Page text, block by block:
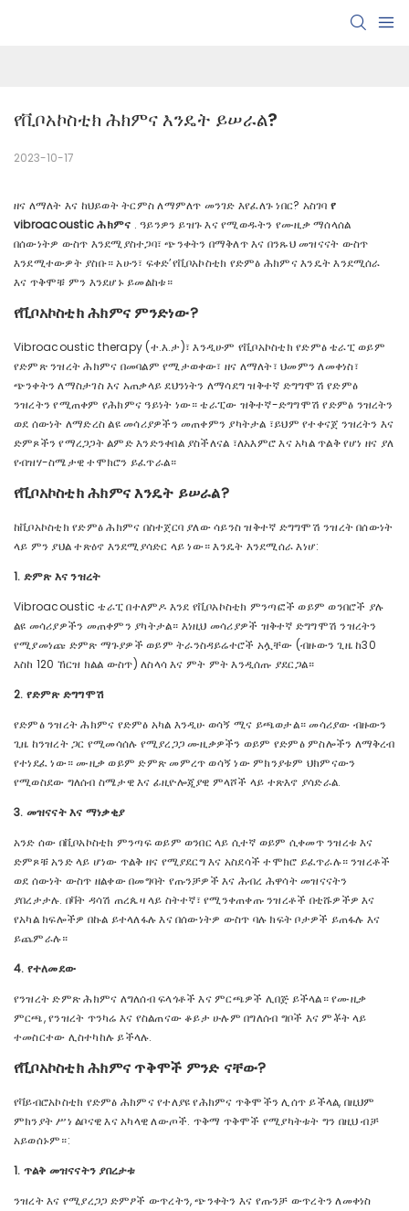
የቪቦአኮስቲክ ሕክምና እንዴት ይሠራል?
2023-10-17
ዘና ለማለት እና ከህይወት ትርምስ ለማምለጥ መንገድ እየፈለጉ ነበር? አስገባ የ
vibroacoustic ሕክምና . ዓይንዎን ይዝጉ እና የሚወዱትን የሙዚቃ ማሰላሰል
በሰውነትዎ ውስጥ እንደሚያስተጋባ፣ ጭንቀትን በማቅለጥ እና በንጹህ መዝናናት ውስጥ
እንደሚተውዎት ያስቡ። አሁን፣ ፍቀድ’የቪቦአኮስቲክ የድምፅ ሕክምና እንዴት እንደሚሰራ
እና ጥቅሞቹ ምን እንደሆኑ ይመልከቱ።
የቪቦአኮስቲክ ሕክምና ምንድነው?
Vibroacoustic therapy (ተ.እ.ታ)፣ እንዲሁም የቪቦአኮስቲክ የድምፅ ቴራፒ ወይም
የድምጽ ንዝረት ሕክምና በመባልም የሚታወቀው፣ ዘና ለማለት፣ ህመምን ለመቀነስ፣
ጭንቀትን ለማስታገስ እና አጠቃላይ ደህንነትን ለማሳደግ ዝቅተኛ ድግግሞሽ የድምፅ
ንዝረትን የሚጠቀም የሕክምና ዓይነት ነው። ቴራፒው ዝቅተኛ-ድግግሞሽ የድምፅ ንዝረትን
ወደ ሰውነት ለማድረስ ልዩ መሳሪያዎችን መጠቀምን ያካትታል ፣ይህም የተቀናጀ ንዝረትን እና
ድምጾችን የማረጋጋት ልምድ እንድንቀበል ያስችለናል ፣ለአእምሮ እና አካል ጥልቅ የሆነ ዘና ያለ
የብዝሃ-ስሜታዊ ተሞክሮን ይፈጥራል።
የቪቦአኮስቲክ ሕክምና እንዴት ይሠራል?
ከቪቦአኮስቲክ የድምፅ ሕክምና በስተጀርባ ያለው ሳይንስ ዝቅተኛ ድግግሞሽ ንዝረት በሰውነት
ላይ ምን ያህል ተጽዕኖ እንደሚያሳድር ላይ ነው። እንዴት እንደሚሰራ እነሆ:
1. ድምጽ እና ንዝረት
Vibroacoustic ቴራፒ በተለምዶ እንደ የቪቦአኮስቲክ ምንጣፎች ወይም ወንበሮች ያሉ
ልዩ መሳሪያዎችን መጠቀምን ያካትታል። እነዚህ መሳሪያዎች ዝቅተኛ ድግግሞሽ ንዝረትን
የሚያመነጩ ድምጽ ማጉያዎች ወይም ትራንስዳይሬተሮች አሏቸው (ብዙውን ጊዜ ከ30
እስከ 120 ኸርዝ ክልል ውስጥ) ለስላሳ እና ምት ምት እንዲሰጡ ያደርጋል።
2. የድምጽ ድግግሞሽ
የድምፅ ንዝረት ሕክምና የድምፅ አካል እንዲሁ ወሳኝ ሚና ይጫወታል። መሳሪያው ብዙውን
ጊዜ ከንዝረት ጋር የሚመሳሰሉ የሚያረጋጋ ሙዚቃዎችን ወይም የድምፅ ምስሎችን ለማቅረብ
የተነደፈ ነው። ሙዚቃ ወይም ድምጽ መምረጥ ወሳኝ ነው ምክንያቱም ህክምናውን
የሚወስደው ግለሰብ ስሜታዊ እና ፊዚዮሎጂያዊ ምላሾች ላይ ተጽእኖ ያሳድራል.
3. መዝናናት እና ማነቃቂያ
አንድ ሰው በቪቦአኮስቲክ ምንጣፍ ወይም ወንበር ላይ ሲተኛ ወይም ሲቀመጥ ንዝረቱ እና
ድምጾቹ አንድ ላይ ሆነው ጥልቅ ዘና የሚያደርግ እና አስደሳች ተሞክሮ ይፈጥራሉ። ንዝረቶች
ወደ ሰውነት ውስጥ ዘልቀው በመግባት የጡንቻዎች እና ሕብረ ሕዋሳት መዝናናትን
ያበረታታሉ. በቫት ዳሳሽ ጠረጴዛ ላይ ስትተኛ፣ የሚንቀጠቀጡ ንዝረቶች በቲሹዎችዎ እና
የአካል ክፍሎችዎ በኩል ይተላለፋሉ እና በሰውነትዎ ውስጥ ባሉ ክፍት ቦታዎች ይጠፋሉ እና
ይጨምራሉ።
4. የተለመደው
የንዝረት ድምጽ ሕክምና ለግለሰብ ፍላጎቶች እና ምርጫዎች ሊበጅ ይችላል። የሙዚቃ
ምርጫ, የንዝረት ጥንካሬ እና የስልጠናው ቆይታ ሁሉም በግለሰብ ግቦች እና ምቾት ላይ
ተመስርተው ሊስተካከሉ ይችላሉ.
የቪቦአኮስቲክ ሕክምና ጥቅሞች ምንድ ናቸው?
የቫይብሮአኮስቲክ የድምፅ ሕክምና የተለያዩ የሕክምና ጥቅሞችን ሊሰጥ ይችላል, በዚህም
ምክንያት ሥነ ልቦናዊ እና አካላዊ ለውጦች. ጥቅማ ጥቅሞች የሚያካትቱት ግን በዚህ ብቻ
አይወሰኑም።:
1. ጥልቅ መዝናናትን ያበረታቱ
ንዝረት እና የሚያረጋጋ ድምፆች ውጥረትን, ጭንቀትን እና የጡንቻ ውጥረትን ለመቀነስ